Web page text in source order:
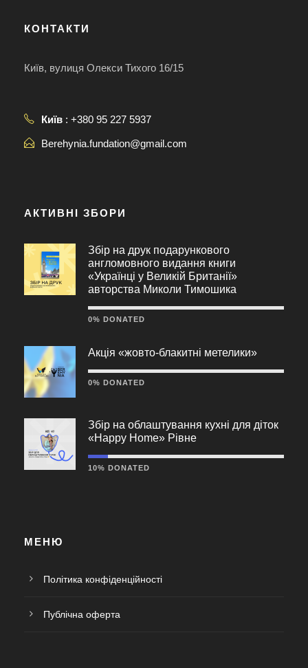
КОНТАКТИ
Київ, вулиця Олекси Тихого 16/15
Київ : +380 95 227 5937
Berehynia.fundation@gmail.com
АКТИВНІ ЗБОРИ
Збір на друк подарункового
англомовного видання книги
«Українці у Великій Британії»
авторства Миколи Тимошика
0% DONATED
Акція «жовто-блакитні метелики»
0% DONATED
Збір на облаштування кухні для діток
«Happy Home» Рівне
10% DONATED
МЕНЮ
Політика конфіденційності
Публічна оферта